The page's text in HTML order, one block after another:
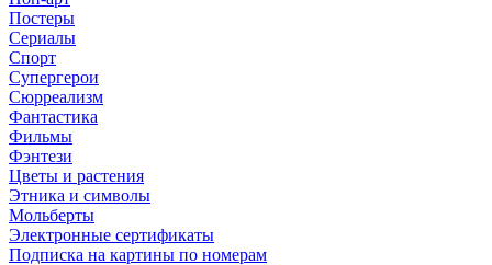
Постеры
Сериалы
Спорт
Супергерои
Сюрреализм
Фантастика
Фильмы
Фэнтези
Цветы и растения
Этника и символы
Мольберты
Электронные сертификаты
Подписка на картины по номерам